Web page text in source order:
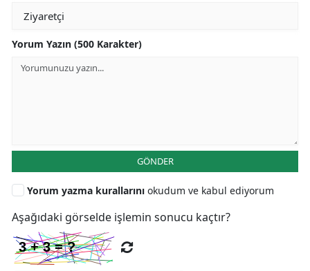
Yorum Yazın (500 Karakter)
GÖNDER
Yorum yazma kurallarını okudum ve kabul ediyorum
Aşağıdaki görselde işlemin sonucu kaçtır?